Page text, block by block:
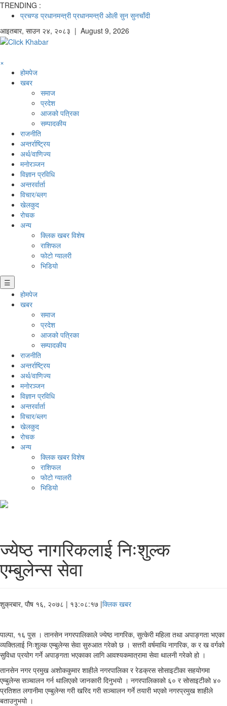
TRENDING :
प्रचण्ड प्रधानमन्त्री प्रधानमन्त्री ओली सुन सुनचाँदी
आइतबार, साउन २४, २०८३ | August 9, 2026
×
होमपेज
खबर
समाज
प्रदेश
आजको पत्रिका
सम्पादकीय
राजनीति
अन्तर्राष्ट्रिय
अर्थ/वाणिज्य
मनाेरञ्जन
विज्ञान प्रविधि
अन्तरर्वार्ता
विचार/ब्लग
खेलकुद
रोचक
अन्य
क्लिक खबर विशेष
राशिफल
फोटो ग्यालरी
भिडियो
☰
होमपेज
खबर
समाज
प्रदेश
आजको पत्रिका
सम्पादकीय
राजनीति
अन्तर्राष्ट्रिय
अर्थ/वाणिज्य
मनाेरञ्जन
विज्ञान प्रविधि
अन्तरर्वार्ता
विचार/ब्लग
खेलकुद
रोचक
अन्य
क्लिक खबर विशेष
राशिफल
फोटो ग्यालरी
भिडियो
ज्येष्ठ नागरिकलाई निःशुल्क
एम्बुलेन्स सेवा
शुक्रबार, पौष १६, २०७८ | १३:०८:१७ |क्लिक खबर
पाल्पा, १६ पुस । तानसेन नगरपालिकाले ज्येष्ठ नागरिक, सुत्केरी महिला तथा अपाङ्गता भएका
व्यक्तिलाई निःशुल्क एम्बुलेन्स सेवा सुरुआत गरेको छ । सत्तरी वर्षमाथि नागरिक, क र ख वर्गको
सुविधा प्रयोग गर्ने अपाङ्गता भएकाका लागि आवश्यकमात्रामा सेवा थालनी गरेको हो ।
तानसेन नगर प्रमुख अशोककुमार शाहीले नगरपालिका र रेडक्रस सोसाइटीका सहयोगमा
एम्बुलेन्स सञ्चालन गर्न थालिएको जानकारी दिनुभयो । नगरपालिकाको ६० र सोसाइटीको ४०
प्रतिशत लगानीमा एम्बुलेन्स गरी खरिद गरी सञ्चालन गर्ने तयारी भएको नगरप्रमुख शाहीले
बताउनुभयो ।